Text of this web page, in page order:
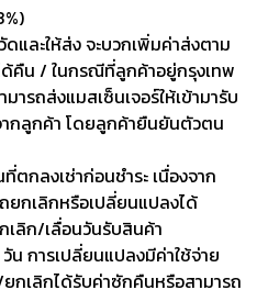
และให้ส่ง จะบวกเพิ่มค่าส่งตาม
ด้คืน / ในกรณีที่ลูกค้าอยู่กรุงเทพ
ารถส่งแมสเซ็นเจอร์ให้เข้ามารับ
ากลูกค้า โดยลูกค้ายืนยันตัวตน
ตกลงเช่าก่อนชำระ เนื่องจาก
ยกเลิกหรือเปลี่ยนแปลงได้
ลิก/เลื่อนวันรับสินค้า
น การเปลี่ยนแปลงมีค่าใช้จ่าย
กเลิกได้รับค่าซักคืนหรือสามารถ